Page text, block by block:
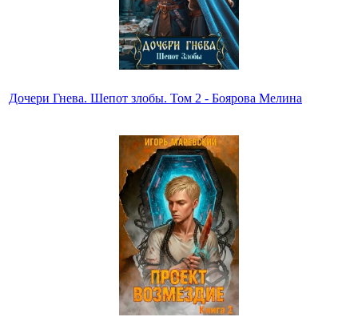
Дочери Гнева. Шепот злобы. Том 2 - Боярова Мелина